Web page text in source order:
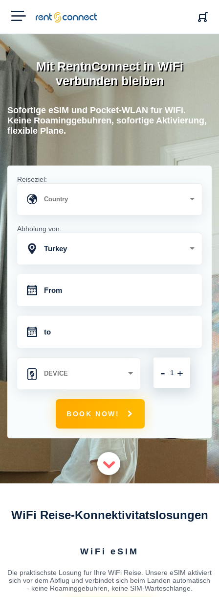
RENT'N
CONNECT
Mit RentnConnect in WiFi
verbunden bleiben
Sofortige eSIM und Pocket-WLAN fur WiFi.
Keine Roaminggebuhren, sofortige Aktivierung,
flexible Plane.
Reiseziel:
Abholung von:
Turkey
+
-
BOOK NOW!
WiFi Reise-Konnektivitatslosungen
WiFi eSIM
Die praktischste Losung fur Ihre WiFi Reise. Unsere eSIM aktiviert
sich vor dem Abflug und verbindet sich beim Landen automatisch
- keine Roaminggebuhren, keine SIM-Warteschlange.